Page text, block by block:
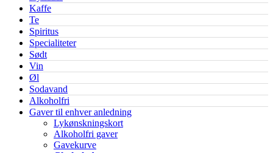
Kaffe
Te
Spiritus
Specialiteter
Sødt
Vin
Øl
Sodavand
Alkoholfri
Gaver til enhver anledning
Lykønskningskort
Alkoholfri gaver
Gavekurve